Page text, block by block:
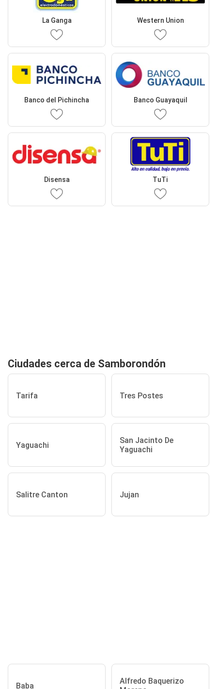
La Ganga Western Union
Banco del Pichincha Banco Guayaquil
Disensa TuTi
Ciudades cerca de Samborondón
Tarifa Tres Postes
Yaguachi
San Jacinto De
Yaguachi
Salitre Canton Jujan
Baba
Alfredo Baquerizo